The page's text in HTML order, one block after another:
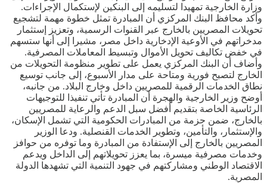
وزارة الخارجية تمهيدا لتسليمه إلى البنكين لإستكمال الإجراءات.
وأكد محافظ البنك المركزي أن المبادرة تمثل خطوة مهمة لتشجيع
تحويلات المصريين بالخارج عبر القنوات الرسمية، وتعزيز إستثمار
مدخراتهم في الأوعية الإدخارية داخل مصر، مشيرا إلى أنها ستسهم
في خفض تكاليف تحويل الأموال وتبسيط المعاملات المصرفية.
وأضاف أن البنك المركزي يعمل على تطوير منظومة التحويلات من
الخارج لتصبح فورية ومتاحة على مدار الأسبوع، إلى جانب توسيع
نطاق الخدمات الرقمية للمصريين داخل وخارج البلاد. من جانبه،
أوضح وزير الخارجية والهجرة أن المبادرة تأتي تنفيذا للتوجيهات
الرئاسية الخاصة بتقديم أفضل سبل الدعم والرعاية للمصريين
بالخارج، ضمن حزمة من المبادرات الحكومية التي تشمل الإسكان،
والإستثمار، والتأمين، وتطوير الخدمات القنصلية. ودعا الوزير
المصريين بالخارج إلى الإستفادة من المبادرة وما توفره من حوافز
وخدمات مصرفية ميسرة، بما يعزز تحويلاتهم إلى الداخل ويدعم
الاقتصاد الوطني ومشاركتهم في جهود التنمية التي تشهدها الدولة
المصرية.